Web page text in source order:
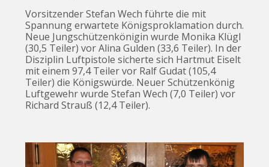
Vorsitzender Stefan Wech führte die mit
Spannung erwartete Königsproklamation durch.
Neue Jungschützenkönigin wurde Monika Klügl
(30,5 Teiler) vor Alina Gulden (33,6 Teiler). In der
Disziplin Luftpistole sicherte sich Hartmut Eiselt
mit einem 97,4 Teiler vor Ralf Gudat (105,4
Teiler) die Königswürde. Neuer Schützenkönig
Luftgewehr wurde Stefan Wech (7,0 Teiler) vor
Richard Strauß (12,4 Teiler).